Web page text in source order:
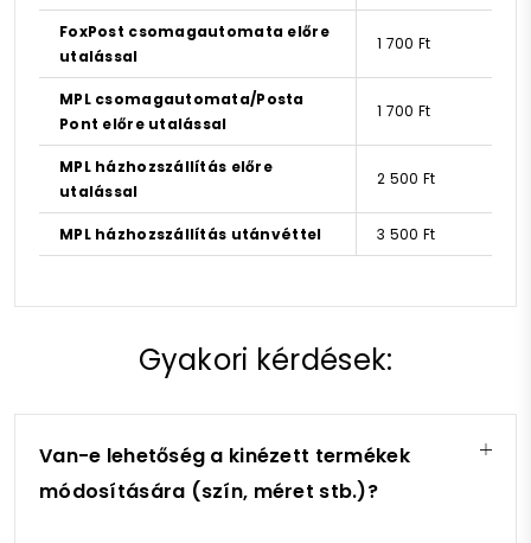
FoxPost csomagautomata előre
utalással
1 700 Ft
MPL csomagautomata/Posta
Pont előre utalással
1 700 Ft
MPL házhozszállítás előre
utalással
2 500 Ft
MPL házhozszállítás utánvéttel 3 500 Ft
Gyakori kérdések:
Van-e lehetőség a kinézett termékek
módosítására (szín, méret stb.)?